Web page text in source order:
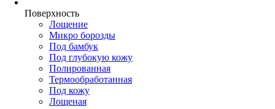
Поверхность
Лощение
Микро борозды
Под бамбук
Под глубокую кожу
Полированная
Термообработанная
Под кожу
Лощеная